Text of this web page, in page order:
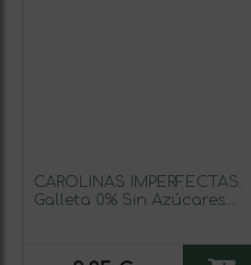
CAROLINAS IMPERFECTAS.
Galleta 0% Sin Azúcares